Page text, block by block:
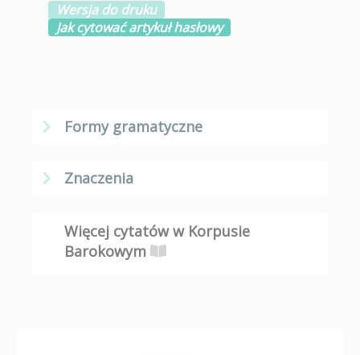
Wersja do druku
Jak cytować artykuł hasłowy
Formy gramatyczne
Znaczenia
Więcej cytatów w Korpusie
Barokowym